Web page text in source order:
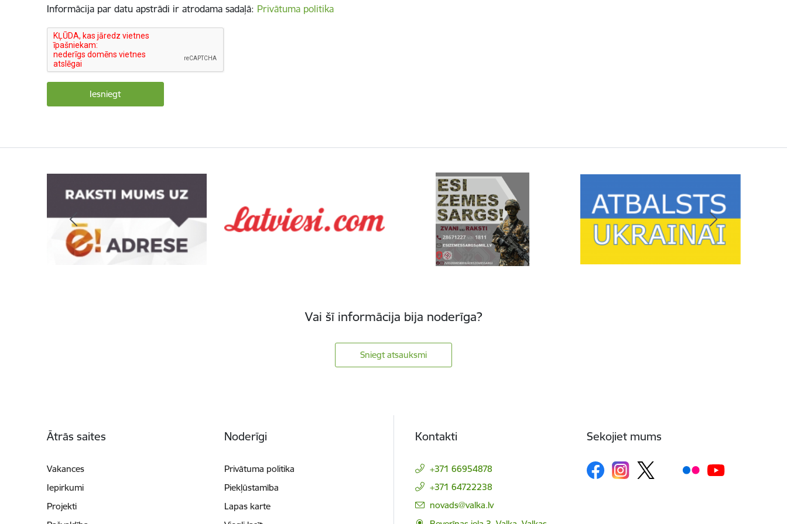
Informācija par datu apstrādi ir atrodama sadaļā: Privātuma politika
Vai šī informācija bija noderīga?
Sniegt atsauksmi
Ātrās saites
Vakances
Iepirkumi
Projekti
Noderīgi
Privātuma politika
Piekļūstamība
Lapas karte
Kontakti
+371 66954878
+371 64722238
E-pasts:
novads@valka.lv
Sekojiet mums